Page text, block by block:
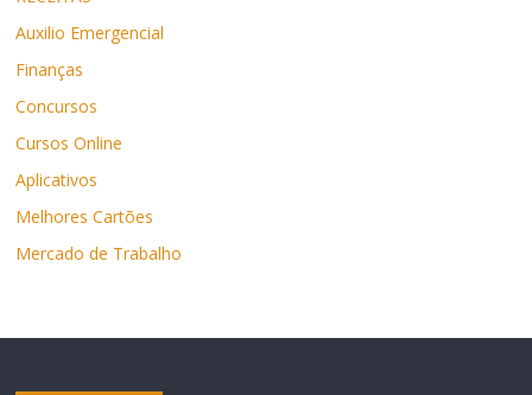
Auxilio Emergencial
Finanças
Concursos
Cursos Online
Aplicativos
Melhores Cartões
Mercado de Trabalho